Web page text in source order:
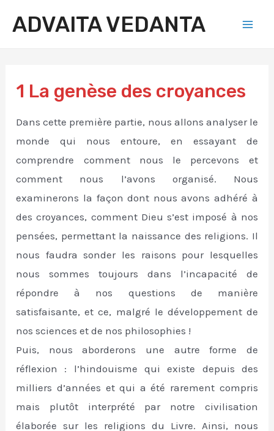
ADVAITA VEDANTA
1 La genèse des croyances
Dans cette première partie, nous allons analyser le
monde qui nous entoure, en essayant de
comprendre comment nous le percevons et
comment nous l’avons organisé. Nous
examinerons la façon dont nous avons adhéré à
des croyances, comment Dieu s’est imposé à nos
pensées, permettant la naissance des religions. Il
nous faudra sonder les raisons pour lesquelles
nous sommes toujours dans l’incapacité de
répondre à nos questions de manière
satisfaisante, et ce, malgré le développement de
nos sciences et de nos philosophies !
Puis, nous aborderons une autre forme de
réflexion : l’hindouisme qui existe depuis des
milliers d’années et qui a été rarement compris
mais plutôt interprété par notre civilisation
élaborée sur les religions du Livre. Ainsi, nous